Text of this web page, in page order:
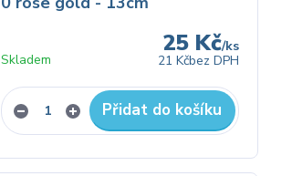
25 Kč/ks
21 Kčbez DPH
Skladem
Přidat do košíku